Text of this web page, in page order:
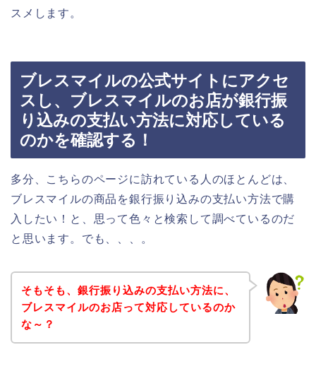
スメします。
ブレスマイルの公式サイトにアクセ
スし、ブレスマイルのお店が銀行振
り込みの支払い方法に対応している
のかを確認する！
多分、こちらのページに訪れている人のほとんどは、
ブレスマイルの商品を銀行振り込みの支払い方法で購
入したい！と、思って色々と検索して調べているのだ
と思います。でも、、、。
そもそも、銀行振り込みの支払い方法に、
ブレスマイルのお店って対応しているのか
な～？